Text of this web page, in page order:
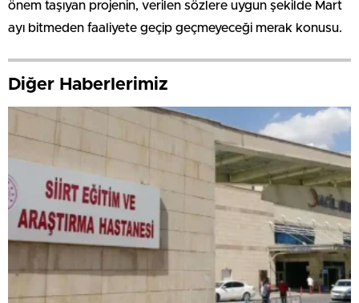
önem taşıyan projenin, verilen sözlere uygun şekilde Mart
ayı bitmeden faaliyete geçip geçmeyeceği merak konusu.
Diğer Haberlerimiz